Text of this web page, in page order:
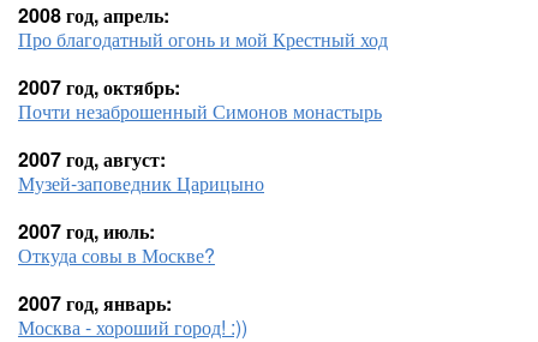
2008 год, апрель:
Про благодатный огонь и мой Крестный ход
2007 год, октябрь:
Почти незаброшенный Симонов монастырь
2007 год, август:
Музей-заповедник Царицыно
2007 год, июль:
Откуда совы в Москве?
2007 год, январь:
Москва - хороший город! :))